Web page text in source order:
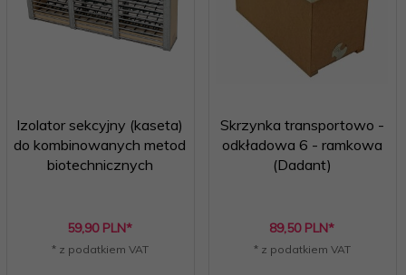
Izolator sekcyjny (kaseta)
do kombinowanych metod
biotechnicznych
59,90 PLN*
* z podatkiem VAT
Skrzynka transportowo -
odkładowa 6 - ramkowa
(Dadant)
89,50 PLN*
* z podatkiem VAT